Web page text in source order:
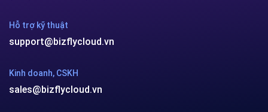
Hỗ trợ kỹ thuật
support@bizflycloud.vn
Kinh doanh, CSKH
sales@bizflycloud.vn